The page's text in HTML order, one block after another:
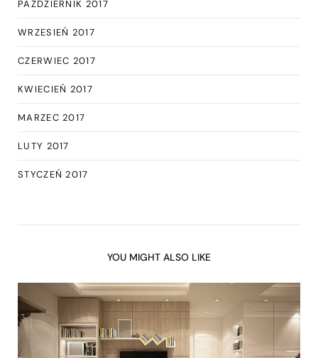
PAŹDZIERNIK 2017
WRZESIEŃ 2017
CZERWIEC 2017
KWIECIEŃ 2017
MARZEC 2017
LUTY 2017
STYCZEŃ 2017
YOU MIGHT ALSO LIKE